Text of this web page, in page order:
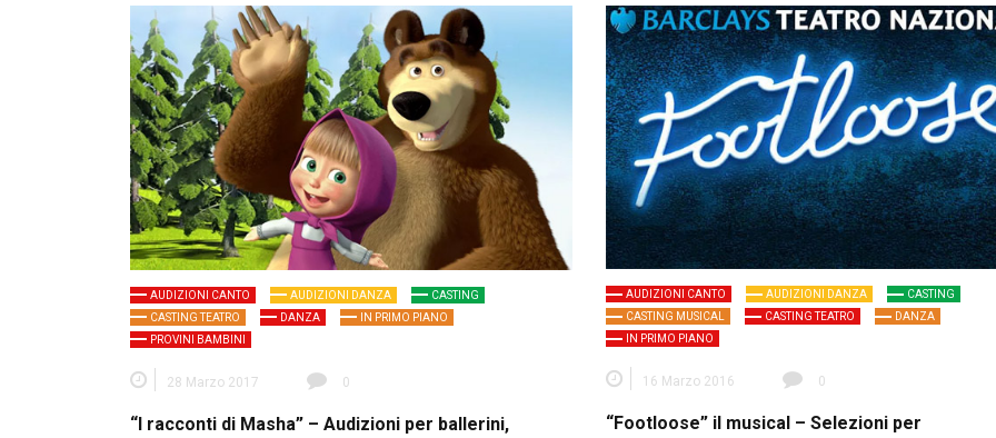
AUDIZIONI CANTO AUDIZIONI DANZA
CASTING
CASTING TEATRO
DANZA
IN PRIMO PIANO
PROVINI BAMBINI
28 Marzo 2017 0
“I racconti di Masha” – Audizioni per ballerini,
AUDIZIONI CANTO AUDIZIONI DANZA
CASTING
CASTING MUSICAL
CASTING TEATRO
DANZA
IN PRIMO PIANO
16 Marzo 2016 0
“Footloose” il musical – Selezioni per